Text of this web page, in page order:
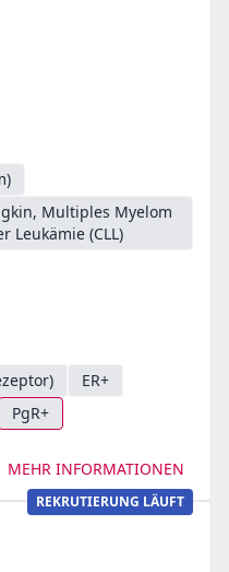
Multiples Myelom
Leukämie (CLL)
ER+
PgR+
MEHR INFORMATIONEN
REKRUTIERUNG LÄUFT